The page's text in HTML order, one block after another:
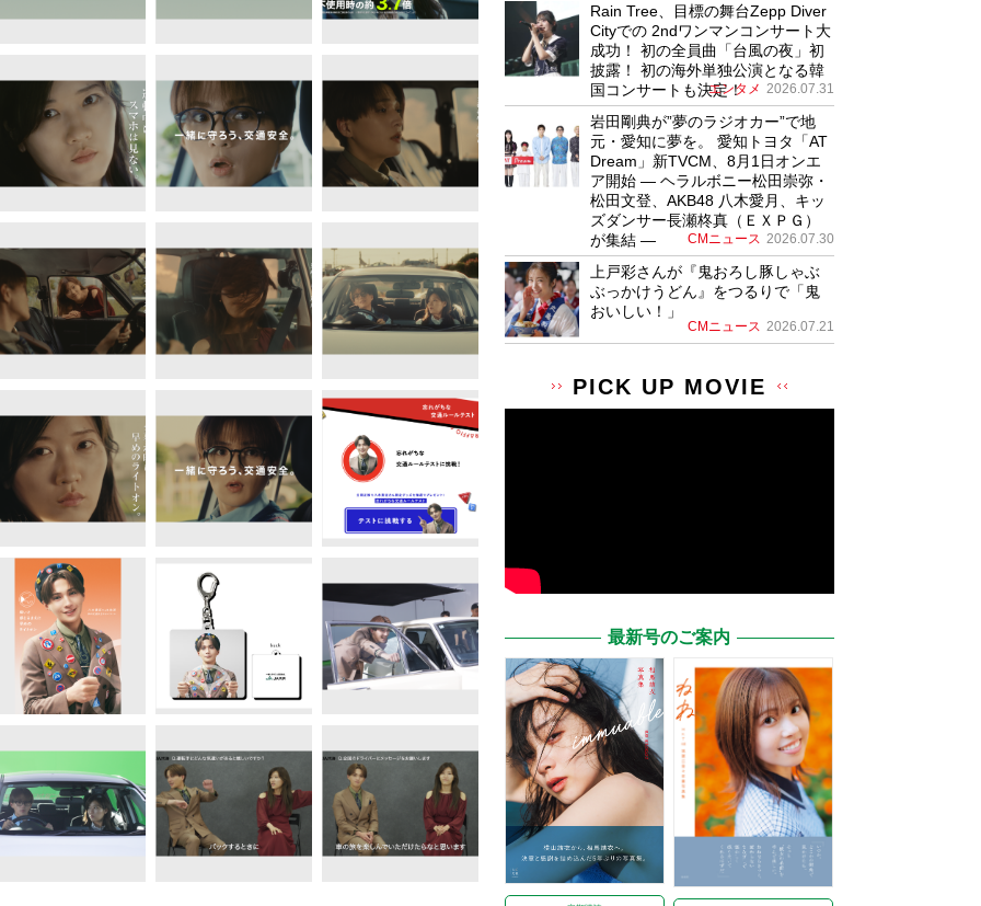
Rain Tree、目標の舞台Zepp Diver
Cityでの 2ndワンマンコンサート大
成功！ 初の全員曲「台風の夜」初
披露！ 初の海外単独公演となる韓
国コンサートも決定！
エンタメ 2026.07.31
岩田剛典が”夢のラジオカー”で地
元・愛知に夢を。 愛知トヨタ「AT
Dream」新TVCM、8月1日オンエ
ア開始 ― ヘラルボニー松田崇弥・
松田文登、AKB48 八木愛月、キッ
ズダンサー長瀬柊真（ＥＸＰＧ）
が集結 ―
CMニュース 2026.07.30
上戸彩さんが『鬼おろし豚しゃぶ
ぶっかけうどん』をつるりで「鬼
おいしい！」
CMニュース 2026.07.21
PICK UP MOVIE
最新号のご案内